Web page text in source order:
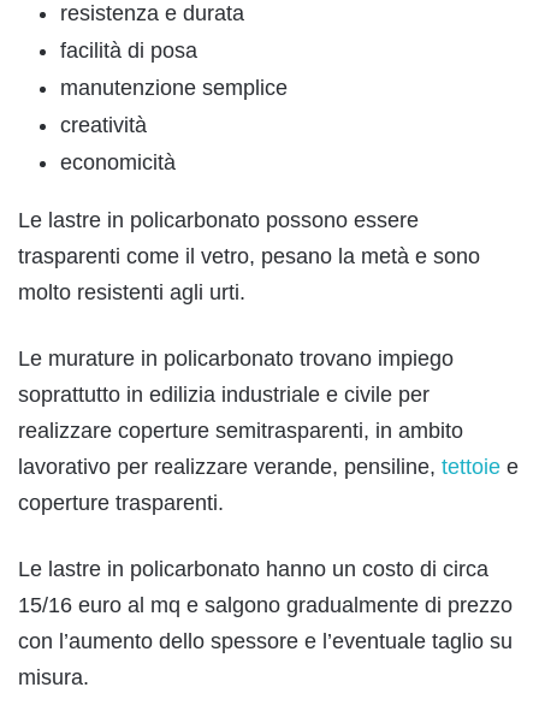
resistenza e durata
facilità di posa
manutenzione semplice
creatività
economicità
Le lastre in policarbonato possono essere
trasparenti come il vetro, pesano la metà e sono
molto resistenti agli urti.
Le murature in policarbonato trovano impiego
soprattutto in edilizia industriale e civile per
realizzare coperture semitrasparenti, in ambito
lavorativo per realizzare verande, pensiline, tettoie e
coperture trasparenti.
Le lastre in policarbonato hanno un costo di circa
15/16 euro al mq e salgono gradualmente di prezzo
con l’aumento dello spessore e l’eventuale taglio su
misura.